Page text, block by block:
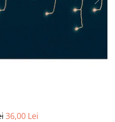
36,00 Lei